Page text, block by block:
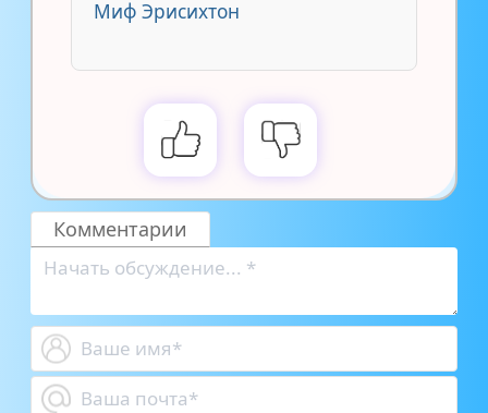
Миф Эрисихтон
Комментарии